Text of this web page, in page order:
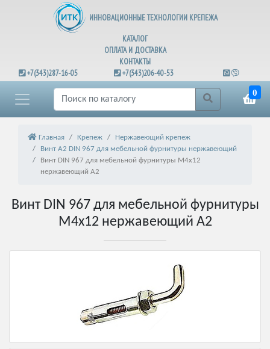
ИННОВАЦИОННЫЕ ТЕХНОЛОГИИ КРЕПЕЖА
КАТАЛОГ
ОПЛАТА И ДОСТАВКА
КОНТАКТЫ
+7(343)287-16-05
+7(343)206-40-53
0
Главная Крепеж
Нержавеющий крепеж
Винт А2 DIN 967 для мебельной фурнитуры нержавеющий
Винт DIN 967 для мебельной фурнитуры М4х12
нержавеющий А2
Винт DIN 967 для мебельной фурнитуры
М4х12 нержавеющий А2